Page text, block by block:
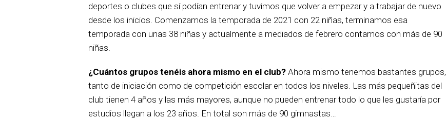
deportes o clubes que sí podían entrenar y tuvimos que volver a empezar y a trabajar de nuevo
desde los inicios. Comenzamos la temporada de 2021 con 22 niñas, terminamos esa
temporada con unas 38 niñas y actualmente a mediados de febrero contamos con más de 90
niñas.
¿Cuántos grupos tenéis ahora mismo en el club? Ahora mismo tenemos bastantes grupos,
tanto de iniciación como de competición escolar en todos los niveles. Las más pequeñitas del
club tienen 4 años y las más mayores, aunque no pueden entrenar todo lo que les gustaría por
estudios llegan a los 23 años. En total son más de 90 gimnastas…